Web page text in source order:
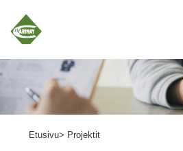
Etusivu> Projektit